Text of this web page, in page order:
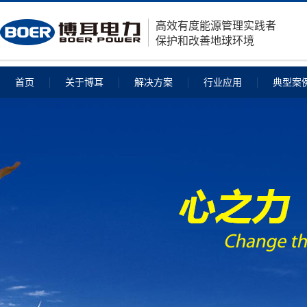
高效有度能源管理实践者
保护和改善地球环境
首页 关于博耳 解决方案 行业应用 典型案